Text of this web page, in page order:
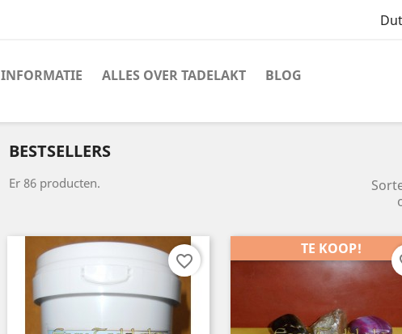
INFORMATIE ALLES OVER TADELAKT BLOG
BESTSELLERS
Er 86 producten.
favorite_border
TE KOOP!